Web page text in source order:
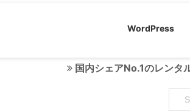
WordPress
国内シェアNo.1のレンタルサーバ